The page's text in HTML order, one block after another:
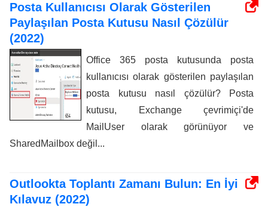
Posta Kullanıcısı Olarak Gösterilen
Paylaşılan Posta Kutusu Nasıl Çözülür
(2022)
Office 365 posta kutusunda posta
kullanıcısı olarak gösterilen paylaşılan
posta kutusu nasıl çözülür? Posta
kutusu, Exchange çevrimiçi'de
MailUser olarak görünüyor ve
SharedMailbox değil...
Outlookta Toplantı Zamanı Bulun: En İyi
Kılavuz (2022)